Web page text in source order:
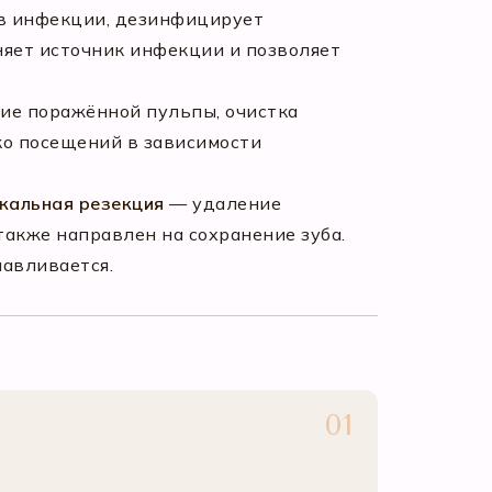
инфекции, дезинфицирует
источник инфекции и позволяет
поражённой пульпы, очистка
посещений в зависимости
резекция — удаление
направлен на сохранение зуба.